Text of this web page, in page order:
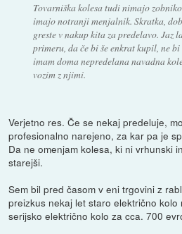
Tovarniška kolesa tudi nimajo
imajo notranji menjalnik. Skratka,
greste v nakup kita za predelavo. Jaz
primeru, da če bi še enkrat kupil, ne
imam doma nepredelana navadna
vozim z njimi.
Verjetno res. Če se nekaj predeluje,
profesionalno narejeno, za kar pa je
Da ne omenjam kolesa, ki ni vrhunski
starejši.
Sem bil pred časom v eni trgovini z
preizkus nekaj let staro električno
serijsko električno kolo za cca. 700